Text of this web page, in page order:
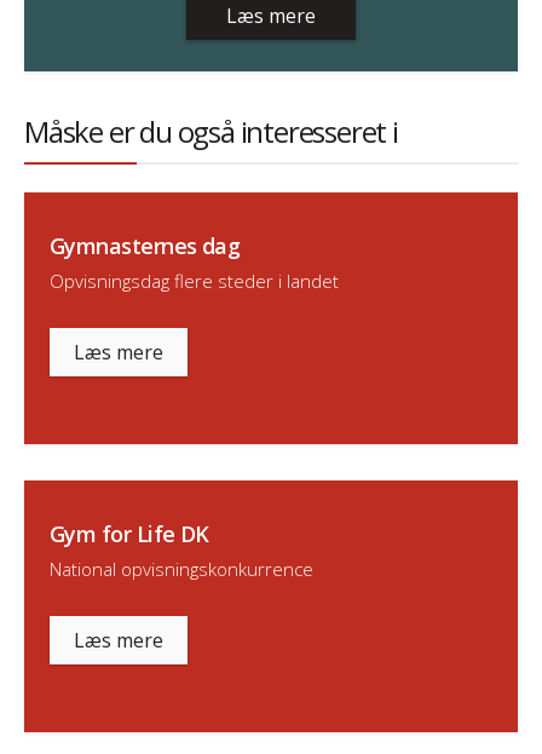
Læs mere
Måske er du også interesseret i
Gymnasternes dag
Opvisningsdag flere steder i landet
Læs mere
Gym for Life DK
National opvisningskonkurrence
Læs mere